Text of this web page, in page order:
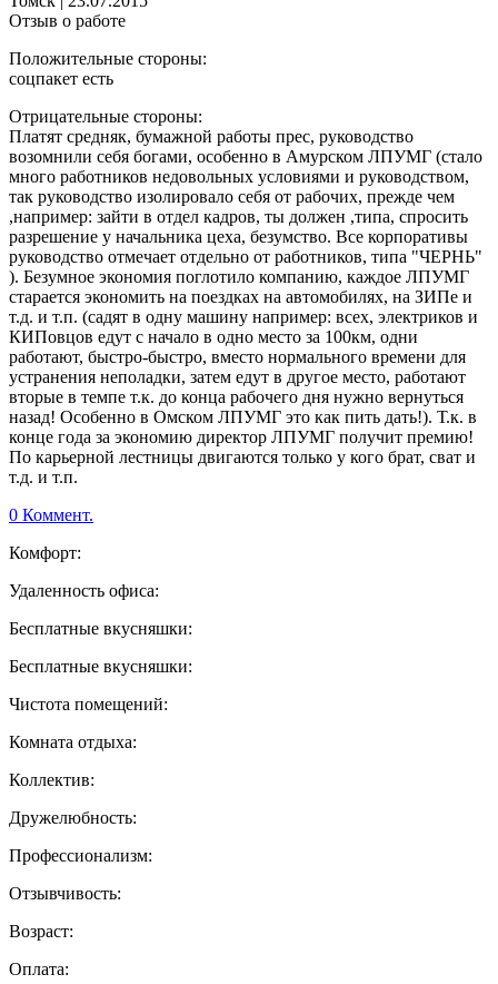
Отзыв о работе
Положительные стороны:
соцпакет есть
Отрицательные стороны:
Платят средняк, бумажной работы прес, руководство
возомнили себя богами, особенно в Амурском ЛПУМГ (стало
много работников недовольных условиями и руководством,
так руководство изолировало себя от рабочих, прежде чем
,например: зайти в отдел кадров, ты должен ,типа, спросить
разрешение у начальника цеха, безумство. Все корпоративы
руководство отмечает отдельно от работников, типа "ЧЕРНЬ"
). Безумное экономия поглотило компанию, каждое ЛПУМГ
старается экономить на поездках на автомобилях, на ЗИПе и
т.д. и т.п. (садят в одну машину например: всех, электриков и
КИПовцов едут с начало в одно место за 100км, одни
работают, быстро-быстро, вместо нормального времени для
устранения неполадки, затем едут в другое место, работают
вторые в темпе т.к. до конца рабочего дня нужно вернуться
назад! Особенно в Омском ЛПУМГ это как пить дать!). Т.к. в
конце года за экономию директор ЛПУМГ получит премию!
По карьерной лестницы двигаются только у кого брат, сват и
т.д. и т.п.
0 Коммент.
Комфорт:
Удаленность офиса:
Бесплатные вкусняшки:
Бесплатные вкусняшки:
Чистота помещений:
Комната отдыха:
Коллектив:
Дружелюбность:
Профессионализм:
Отзывчивость:
Возраст:
Оплата: